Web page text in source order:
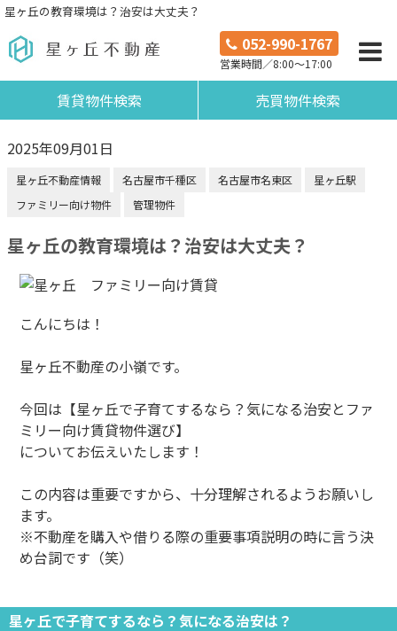
星ヶ丘の教育環境は？治安は大丈夫？
052-990-1767
営業時間／8:00～17:00
賃貸物件検索 売買物件検索
2025年09月01日
星ヶ丘不動産情報 名古屋市千種区 名古屋市名東区
星ヶ丘駅
ファミリー向け物件
管理物件
星ヶ丘の教育環境は？治安は大丈夫？
こんにちは！
星ヶ丘不動産の小嶺です。
今回は【星ヶ丘で子育てするなら？気になる治安とファ
ミリー向け賃貸物件選び】
についてお伝えいたします！
この内容は重要ですから、十分理解されるようお願いし
ます。
※不動産を購入や借りる際の重要事項説明の時に言う決
め台詞です（笑）
星ヶ丘で子育てするなら？気になる治安は？